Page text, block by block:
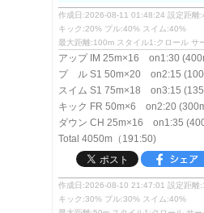
作成日:2026-08-11 01:48:24 設定距離
キック:20% プル:40% スイム:40%
最大距離:100m スタイル1:クロール サ
アップ IM 25m×16 on1:30
プ ル S1 50m×20 on2:15
スイム S1 75m×18 on3:15
キック FR 50m×6 on2:20
ダウン CH 25m×16 on1:35
Total 4050m（191:50)
作成日:2026-08-10 21:47:01 設定距離
キック:30% プル:30% スイム:40%